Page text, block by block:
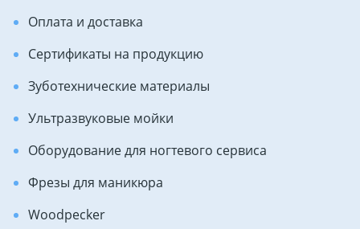
Оплата и доставка
Сертификаты на продукцию
Зуботехнические материалы
Ультразвуковые мойки
Оборудование для ногтевого сервиса
Фрезы для маникюра
Woodpecker